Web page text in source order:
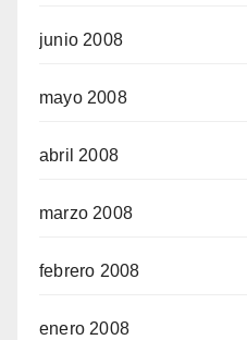
junio 2008
mayo 2008
abril 2008
marzo 2008
febrero 2008
enero 2008